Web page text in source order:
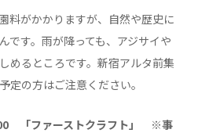
料がかかりますが、自然や歴史に
です。雨が降っても、アジサイや
めるところです。新宿アルタ前集
定の方はご注意ください。
「ファーストクラフト」 ※事